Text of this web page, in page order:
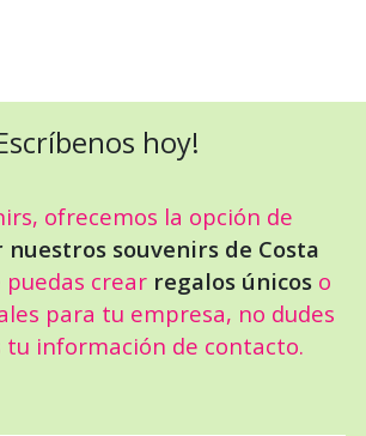
hoy!
ofrecemos la opción de
souvenirs de Costa
puedas crear regalos únicos o
para tu empresa, no dudes
tu información de contacto.